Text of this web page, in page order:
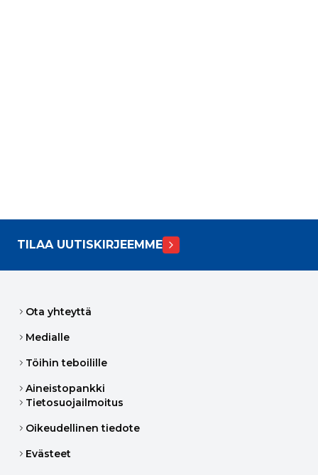
TILAA UUTISKIRJEEMME
Ota yhteyttä
Medialle
Töihin teboilille
Aineistopankki
Tietosuojailmoitus
Oikeudellinen tiedote
Evästeet